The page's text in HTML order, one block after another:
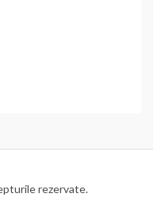
rezervate.